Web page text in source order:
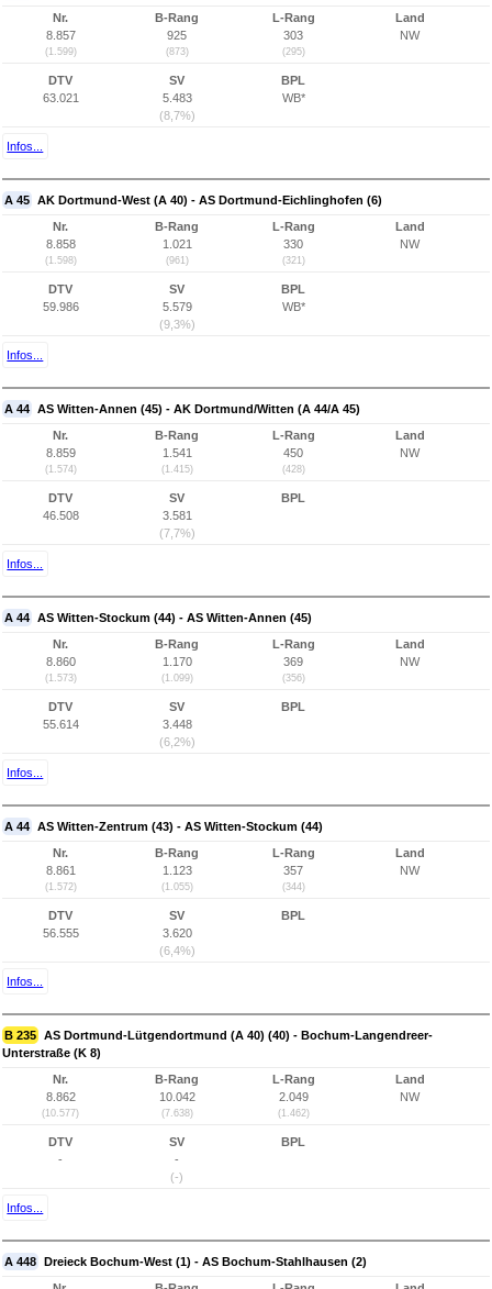
Nr.
8.857
(1.599)
B-Rang
925
(873)
L-Rang
303
(295)
Land
NW
DTV
63.021
SV
5.483
(8,7%)
BPL
WB*
Infos...
A 45 AK Dortmund-West (A 40) - AS Dortmund-Eichlinghofen (6)
Nr.
8.858
(1.598)
B-Rang
1.021
(961)
L-Rang
330
(321)
Land
NW
DTV
59.986
SV
5.579
(9,3%)
BPL
WB*
Infos...
A 44 AS Witten-Annen (45) - AK Dortmund/Witten (A 44/A 45)
Nr.
8.859
(1.574)
B-Rang
1.541
(1.415)
L-Rang
450
(428)
Land
NW
DTV
46.508
SV
3.581
(7,7%)
BPL
Infos...
A 44 AS Witten-Stockum (44) - AS Witten-Annen (45)
Nr.
8.860
(1.573)
B-Rang
1.170
(1.099)
L-Rang
369
(356)
Land
NW
DTV
55.614
SV
3.448
(6,2%)
BPL
Infos...
A 44 AS Witten-Zentrum (43) - AS Witten-Stockum (44)
Nr.
8.861
(1.572)
B-Rang
1.123
(1.055)
L-Rang
357
(344)
Land
NW
DTV
56.555
SV
3.620
(6,4%)
BPL
Infos...
B 235 AS Dortmund-Lütgendortmund (A 40) (40) - Bochum-Langendreer-
Unterstraße (K 8)
Nr.
8.862
(10.577)
B-Rang
10.042
(7.638)
L-Rang
2.049
(1.462)
Land
NW
DTV
-
SV
-
(-)
BPL
Infos...
A 448 Dreieck Bochum-West (1) - AS Bochum-Stahlhausen (2)